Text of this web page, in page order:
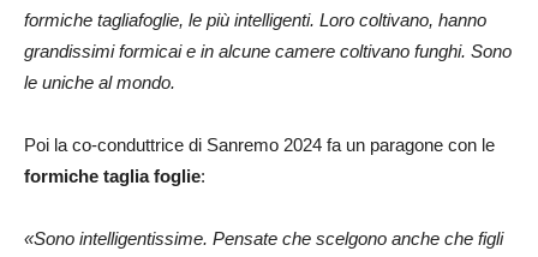
formiche tagliafoglie, le più intelligenti. Loro coltivano, hanno
grandissimi formicai e in alcune camere coltivano funghi. Sono
le uniche al mondo.
Poi la co-conduttrice di Sanremo 2024 fa un paragone con le
formiche taglia foglie:
«Sono intelligentissime. Pensate che scelgono anche che figli